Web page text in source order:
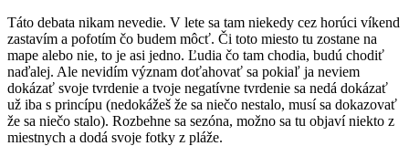
Táto debata nikam nevedie. V lete sa tam niekedy cez horúci víkend
zastavím a pofotím čo budem môcť. Či toto miesto tu zostane na
mape alebo nie, to je asi jedno. Ľudia čo tam chodia, budú chodiť
naďalej. Ale nevidím význam doťahovať sa pokiaľ ja neviem
dokázať svoje tvrdenie a tvoje negatívne tvrdenie sa nedá dokázať
už iba s princípu (nedokážeš že sa niečo nestalo, musí sa dokazovať
že sa niečo stalo). Rozbehne sa sezóna, možno sa tu objaví niekto z
miestnych a dodá svoje fotky z pláže.